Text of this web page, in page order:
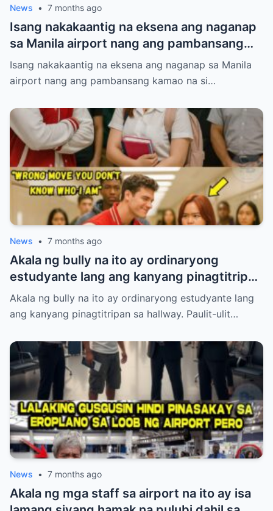
News • 7 months ago
Isang nakakaantig na eksena ang naganap
sa Manila airport nang ang pambansang
kamao na si Manny Pacquiao ay
paghintayin at hiyain ng mga immigration
Isang nakakaantig na eksena ang naganap sa Manila
airport nang ang pambansang kamao na si…
News • 7 months ago
Akala ng bully na ito ay ordinaryong
estudyante lang ang kanyang pinagtitripan
sa hallway. Paulit-ulit niyang hinamak,
tinulak, at pinahiya ang isang tahimik na
laking gulat ng lahat nang lumabas ang
katotohanan—ang babaeng inaapi niya ay
walang iba kundi si Princess Pacquiao, ang
anak ng Pambansang Kamao na si Manny
Pacquiao! Ang kanyang dating mayabang
na ngiti ay biglang naglaho at napalitan ng
matinding takot at kahihiyan.
Akala ng bully na ito ay ordinaryong estudyante lang
ang kanyang pinagtitripan sa hallway. Paulit-ulit…
News • 7 months ago
Akala ng mga staff sa airport na ito ay isa